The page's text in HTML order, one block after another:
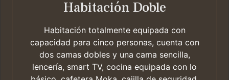
Habitación Doble
Habitación totalmente equipada con
capacidad para cinco personas, cuenta con
dos camas dobles y una cama sencilla,
lencería, smart TV, cocina equipada con lo